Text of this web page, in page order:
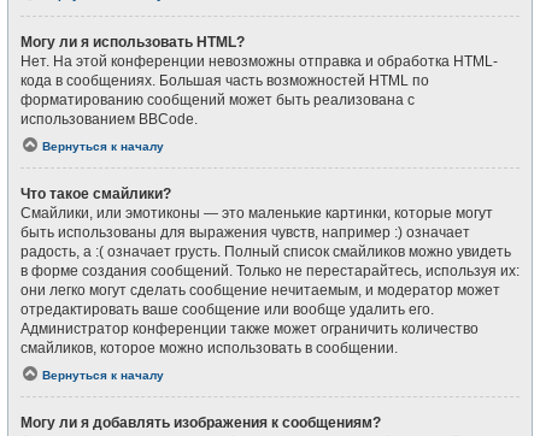
Могу ли я использовать HTML?
Нет. На этой конференции невозможны отправка и обработка HTML-
кода в сообщениях. Большая часть возможностей HTML по
форматированию сообщений может быть реализована с
использованием BBCode.
Вернуться к началу
Что такое смайлики?
Смайлики, или эмотиконы — это маленькие картинки, которые могут
быть использованы для выражения чувств, например :) означает
радость, а :( означает грусть. Полный список смайликов можно увидеть
в форме создания сообщений. Только не перестарайтесь, используя их:
они легко могут сделать сообщение нечитаемым, и модератор может
отредактировать ваше сообщение или вообще удалить его.
Администратор конференции также может ограничить количество
смайликов, которое можно использовать в сообщении.
Вернуться к началу
Могу ли я добавлять изображения к сообщениям?